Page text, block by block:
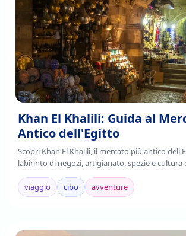
Khan El Khalili: Guida al
Antico dell'Egitto
Scopri Khan El Khalili, il mercato più antico
labirinto di negozi, artigianato, spezie e cultura
nell'autenticità cairota. Leggi!
viaggio
cibo avventure